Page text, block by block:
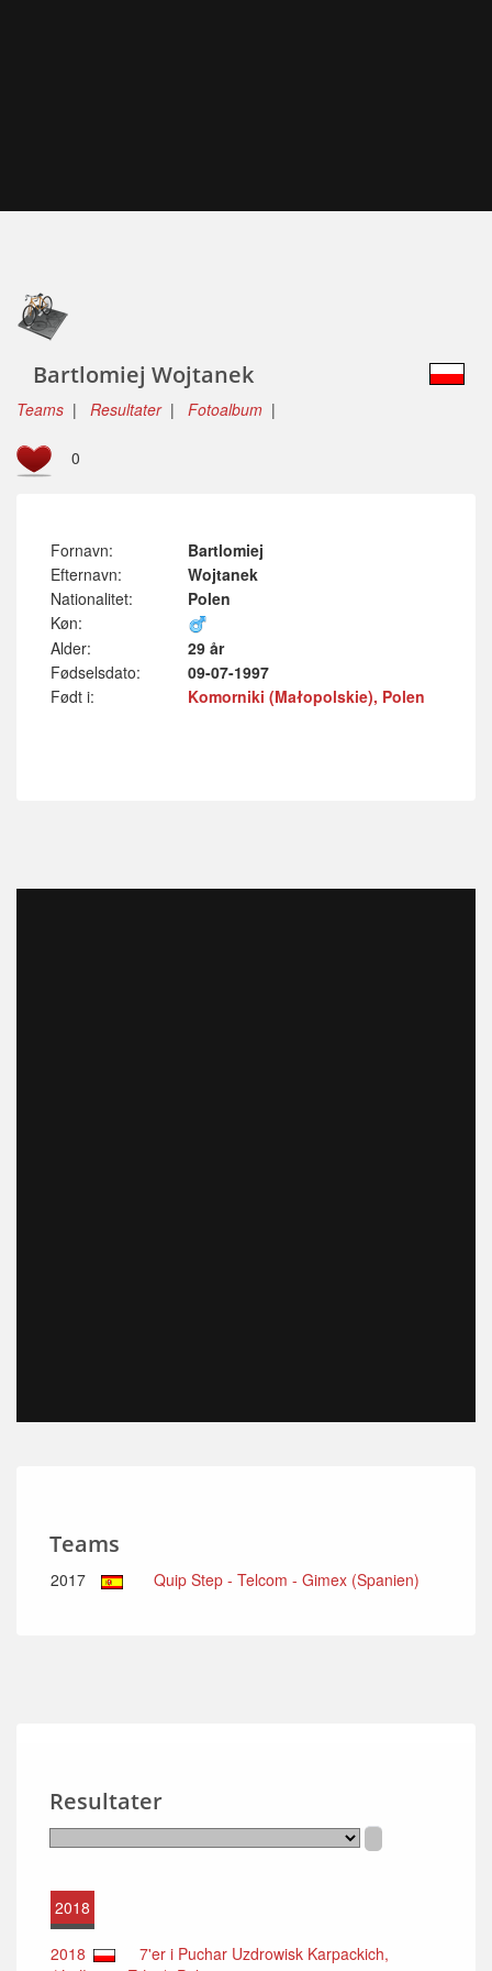
Bartlomiej Wojtanek
Teams | Resultater| Fotoalbum |
0
Fornavn:
Bartlomiej
Efternavn:
Wojtanek
Nationalitet:
Polen
Køn:
Alder:
29 år
Fødselsdato:
09-07-1997
Født i:
Komorniki (Małopolskie), Polen
Teams
2017 Quip Step - Telcom - Gimex (Spanien)
Resultater
2018
2018
7'er i Puchar Uzdrowisk Karpackich,